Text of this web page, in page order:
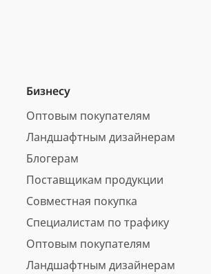
Бизнесу
Оптовым покупателям
Ландшафтным дизайнерам
Блогерам
Поставщикам продукции
Совместная покупка
Специалистам по трафику
Оптовым покупателям
Ландшафтным дизайнерам